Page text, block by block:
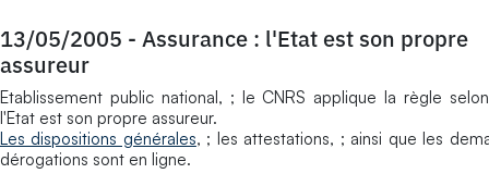
13/05/2005 - Assurance : l'Etat est son propre
assureur
Etablissement public national, ; le CNRS applique la règle
l'Etat est son propre assureur.
Les dispositions générales, ; les attestations, ; ainsi que les
dérogations sont en ligne.